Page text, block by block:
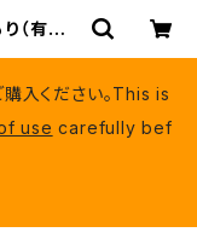
（有料E
入ください。This is
use carefully bef